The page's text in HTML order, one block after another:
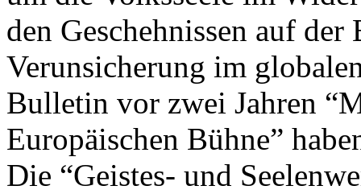
den Geschehnissen auf
Verunsicherung im
Bulletin vor zwei Jahren
Europäischen Bühne”
Die “Geistes- und